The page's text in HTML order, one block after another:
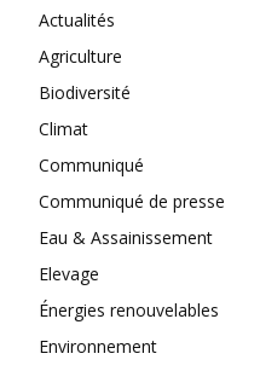
Actualités
Agriculture
Biodiversité
Climat
Communiqué
Communiqué de presse
Eau & Assainissement
Elevage
Énergies renouvelables
Environnement